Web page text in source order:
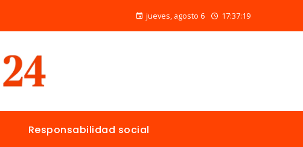
jueves, agosto 6 17:37:20
Responsabilidad social